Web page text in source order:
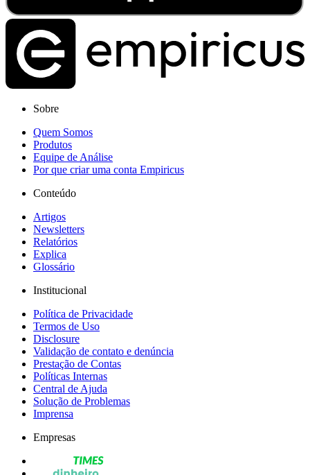
Sobre
Quem Somos
Produtos
Equipe de Análise
Por que criar uma conta Empiricus
Conteúdo
Artigos
Newsletters
Relatórios
Explica
Glossário
Institucional
Política de Privacidade
Termos de Uso
Disclosure
Validação de contato e denúncia
Prestação de Contas
Políticas Internas
Central de Ajuda
Solução de Problemas
Imprensa
Empresas